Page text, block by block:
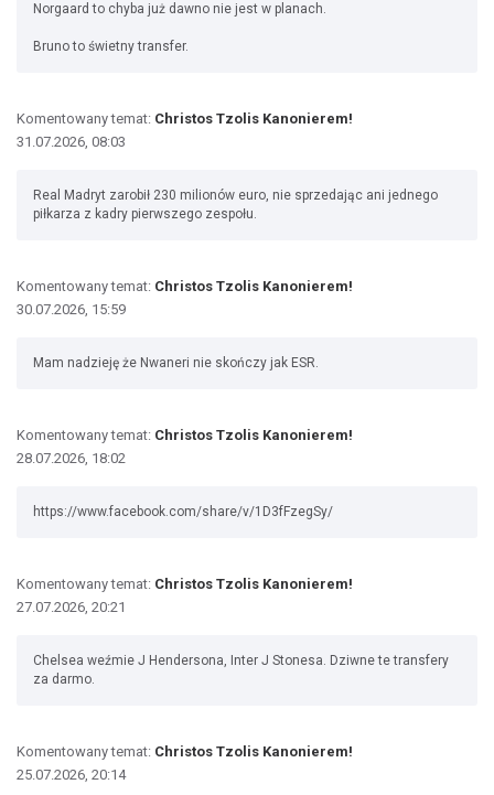
Norgaard to chyba już dawno nie jest w planach.
Bruno to świetny transfer.
Komentowany temat: Christos Tzolis Kanonierem!
31.07.2026, 08:03
Real Madryt zarobił 230 milionów euro, nie sprzedając ani jednego
piłkarza z kadry pierwszego zespołu.
Komentowany temat: Christos Tzolis Kanonierem!
30.07.2026, 15:59
Mam nadzieję że Nwaneri nie skończy jak ESR.
Komentowany temat: Christos Tzolis Kanonierem!
28.07.2026, 18:02
https://www.facebook.com/share/v/1D3fFzegSy/
Komentowany temat: Christos Tzolis Kanonierem!
27.07.2026, 20:21
Chelsea weźmie J Hendersona, Inter J Stonesa. Dziwne te transfery
za darmo.
Komentowany temat: Christos Tzolis Kanonierem!
25.07.2026, 20:14